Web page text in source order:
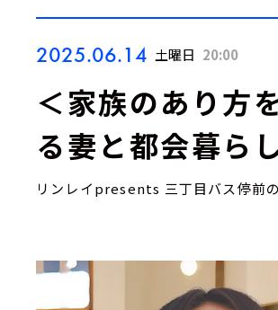
2025.06.14 土曜日 20:00
＜家族のあり方
る妻と都会暮ら
リンレイpresents 三丁目バス停前